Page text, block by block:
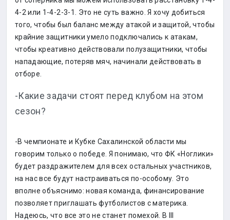
4-2 или 1-4-2-3-1. Это не суть важно. Я хочу добиться
того, чтобы был баланс между атакой и защитой, чтобы
крайние защитники умело подключались к атакам,
чтобы креативно действовали полузащитники, чтобы
нападающие, потеряв мяч, начинали действовать в
отборе.
-Какие задачи стоят перед клубом на этом
сезон?
-В чемпионате и Кубке Сахалинской области мы
говорим только о победе. Я понимаю, что ФК «Ноглики»
будет раздражителем для всех остальных участников,
на нас все будут настраиваться по-особому. Это
вполне объяснимо: новая команда, финансирование
позволяет приглашать футболистов с материка.
Надеюсь, что все это не станет помехой. В III